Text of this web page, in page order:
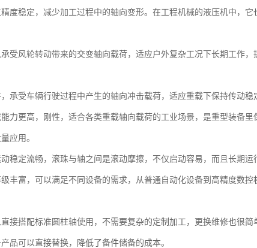
度稳定，减少加工过程中的轴向变形。在工程机械的液压机中，它
受风轮转动带来的交变轴向载荷，适应户外复杂工况下长期工作，
承受车辆行驶过程中产生的轴向冲击载荷，适应重载下保持传动稳
力更高，刚性，适合各类重载轴向载荷的工业场景，是重型装备里
应用。
稳定流畅，滚珠与轴之间是滚动摩擦，不仅启动容易，而且长期运
丰富，可以满足不同设备的需求，从普通自动化设备到高精度数控
接搭配标准圆柱轴使用，不需要复杂的定制加工，更换维修也很简
品可以直接替换，降低了备件储备的成本。